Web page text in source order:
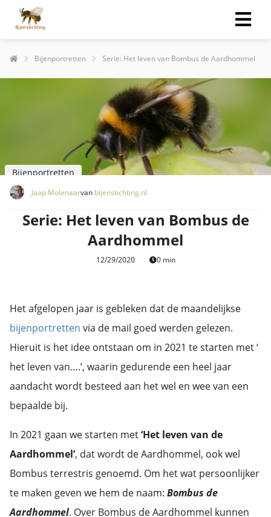
Bijenportretten Serie: Het leven van Bombus de Aardhommel
Bijenportretten
Jaap Molenaarvan bijenstichting.nl
Serie: Het leven van Bombus de
Aardhommel
12/29/2020 0 min
Het afgelopen jaar is gebleken dat de maandelijkse
bijenportretten via de mail goed werden gelezen.
Hieruit is het idee ontstaan om in 2021 te starten met ‘
het leven van….’, waarin gedurende een heel jaar
aandacht wordt besteed aan het wel en wee van een
bepaalde bij.
In 2021 gaan we starten met‘Het leven van de
Aardhommel’, dat wordt de Aardhommel, ook wel
Bombus terrestris genoemd. Om het wat persoonlijker
te maken geven we hem de naam: Bombus de
Aardhommel. Over Bombus de Aardhommel kunnen